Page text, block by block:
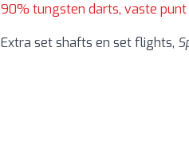
90% tungsten darts, vaste punt
Extra set shafts en set flights,